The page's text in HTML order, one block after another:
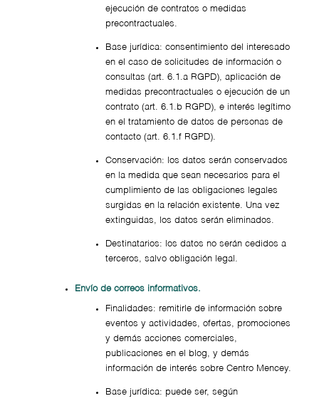
ejecución de contratos o medidas
precontractuales.
Base jurídica: consentimiento del interesado
en el caso de solicitudes de información o
consultas (art. 6.1.a RGPD), aplicación de
medidas precontractuales o ejecución de un
contrato (art. 6.1.b RGPD), e interés legítimo
en el tratamiento de datos de personas de
contacto (art. 6.1.f RGPD).
Conservación: los datos serán conservados
en la medida que sean necesarios para el
cumplimiento de las obligaciones legales
surgidas en la relación existente. Una vez
extinguidas, los datos serán eliminados.
Destinatarios: los datos no serán cedidos a
terceros, salvo obligación legal.
Envío de correos informativos.
Finalidades: remitirle de información sobre
eventos y actividades, ofertas, promociones
y demás acciones comerciales,
publicaciones en el blog, y demás
información de interés sobre Centro Mencey.
Base jurídica: puede ser, según